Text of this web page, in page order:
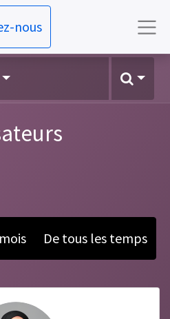
nous
De tous les temps